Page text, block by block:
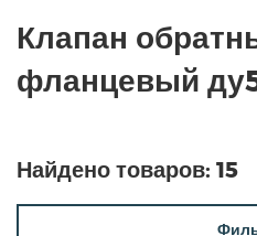
Клапан
фланцевый
Найдено товаров: 15